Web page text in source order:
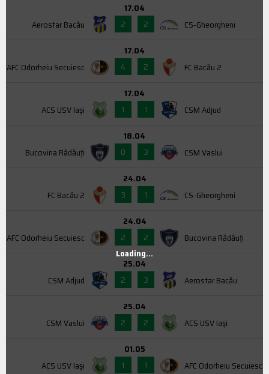
Aerostar Bacău
17.04
2
2 CS-Gheorgheni
AFC Odorheiu Secuiesc
17.04
4
2 FC Bacău 2
ACS USV Iaşi
17.04
1
1 CSM Adjud
Bucovina Rădăuți
18.04
0
3 CSM Vaslui
FC Bacău 2
24.04
3
1 CS-Gheorgheni
AFC Odorheiu Secuiesc
24.04
2
2 Bucovina Rădăuți
CSM Adjud
25.04
2
3 Aerostar Bacău
CSM Vaslui
25.04
2
2 ACS USV Iaşi
ACS USV Iaşi
01.05
1
1 AFC Odorheiu Secuiesc
Loading...